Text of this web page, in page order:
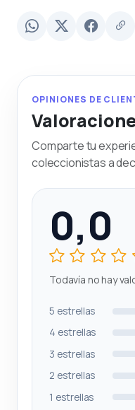
OPINIONES DE
Comparte tu
coleccionistas a
0,0
Todavía no hay
5 estrellas
4 estrellas
3 estrellas
2 estrellas
1 estrellas